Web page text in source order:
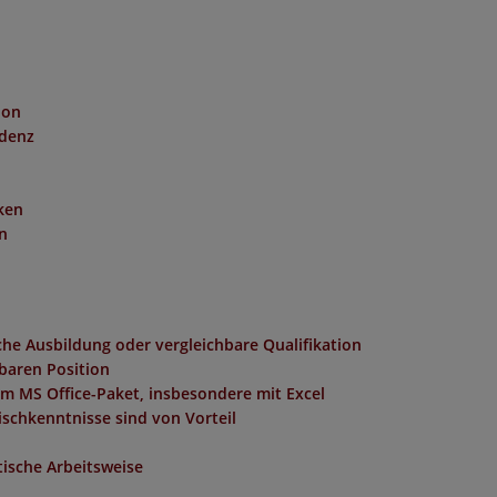
Ausbildung oder vergleichbare Qualifikation
Position
MS Office-Paket, insbesondere mit Excel
sind von Vorteil
Arbeitsweise